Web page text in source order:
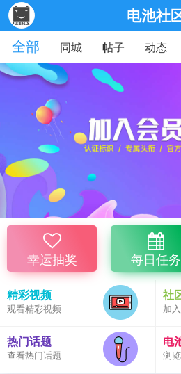
电池社
全部
同城 帖子 动态
幸运抽奖 每日任务
精彩视频
观看精彩视频
社
加
热门话题
查看热门话题
电
浏